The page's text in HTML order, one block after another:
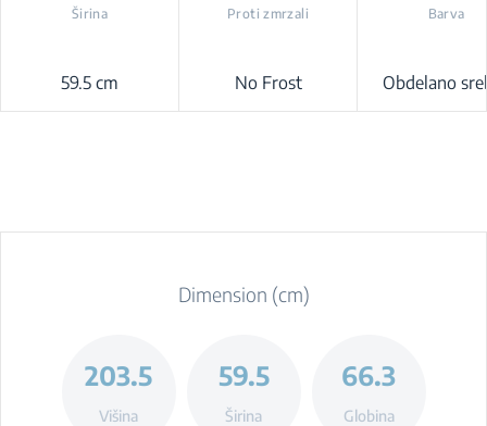
Širina
59.5 cm
Proti zmrzali
No Frost
Barva
Obdelano
Dimension (cm)
203.5
Višina
59.5
Širina
66.3
Globina